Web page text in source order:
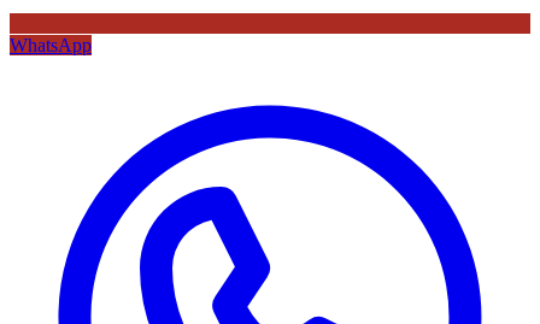
WhatsApp